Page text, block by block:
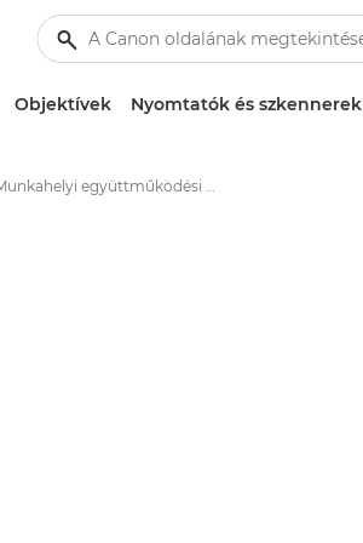
Objektívek Nyomtatók és szkennerek
Munkahelyi együttműködési megoldások